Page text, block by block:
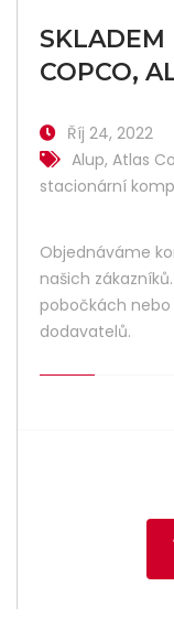
SKLADEM
COPCO,
Říj 24, 2022
Alup, Atlas
stacionární
Objednáváme
našich
pobočkách
dodavatelů.